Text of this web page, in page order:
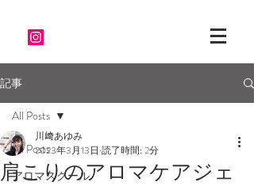
記事
All Posts
アロマスクール
All Posts
肩こりのアロマケアジェ
川﨑あゆみ
2023年3月13日 読了時間: 2分